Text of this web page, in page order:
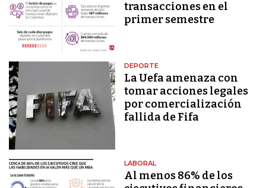
transacciones en el
primer semestre
DEPORTE
La Uefa amenaza con
tomar acciones legales
por comercialización
fallida de Fifa
LABORAL
Al menos 86% de los